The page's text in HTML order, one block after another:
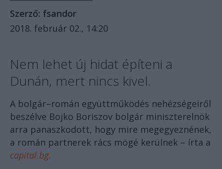
Szerző: fsandor
2018. február 02., 14:20
Nem lehet új hidat építeni a
Dunán, mert nincs kivel.
A bolgár–román együttműködés nehézségeiről
beszélve Bojko Boriszov bolgár miniszterelnök
arra panaszkodott, hogy mire megegyeznének,
a román partnerek rács mögé kerülnek – írta a
capital.bg.